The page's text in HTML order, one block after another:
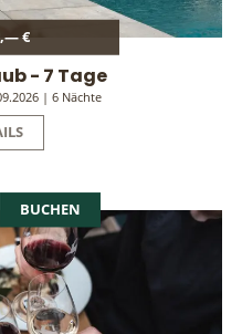
€
- 7 Tage
| 6 Nächte
BUCHEN